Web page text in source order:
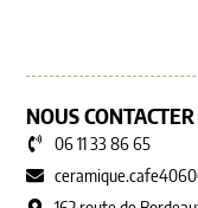
NOUS CONTACTER
06 11 33 86 65